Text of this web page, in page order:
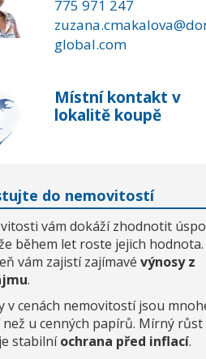
775 971 247
global.com
Místní kontakt v
lokalitě koupě
do nemovitostí
vám dokáží zhodnotit
během let roste jejich hodnota.
vám zajistí zajímavé výnosy z
.
v cenách nemovitostí jsou
než u cenných papírů. Mírný růst
stabilníochrana před inflací.